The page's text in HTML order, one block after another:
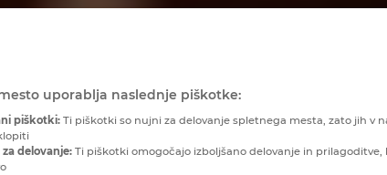
uporablja naslednje piškotke:
piškotki: Ti piškotki so nujni za delovanje spletnega mesta, zato jih v
delovanje: Ti piškotki omogočajo izboljšano delovanje in prilagoditve,